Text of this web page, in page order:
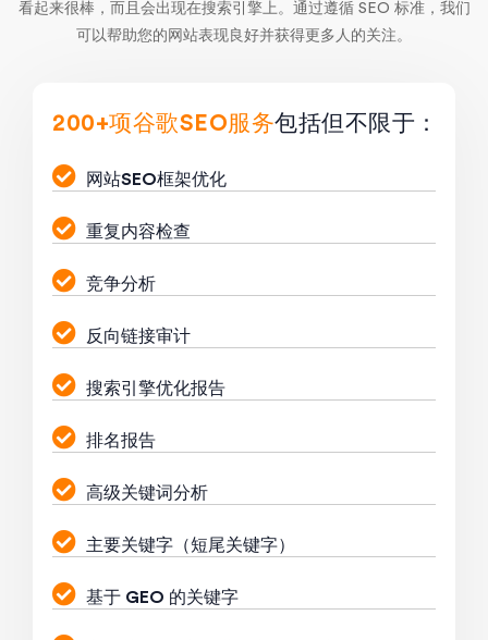
看起来很棒，而且会出现在搜索引擎上。通过遵循 SEO 标准，我们
可以帮助您的网站表现良好并获得更多人的关注。
200+项谷歌SEO服务包括但不限于：
网站SEO框架优化
重复内容检查
竞争分析
反向链接审计
搜索引擎优化报告
排名报告
高级关键词分析
主要关键字（短尾关键字）
基于 GEO 的关键字